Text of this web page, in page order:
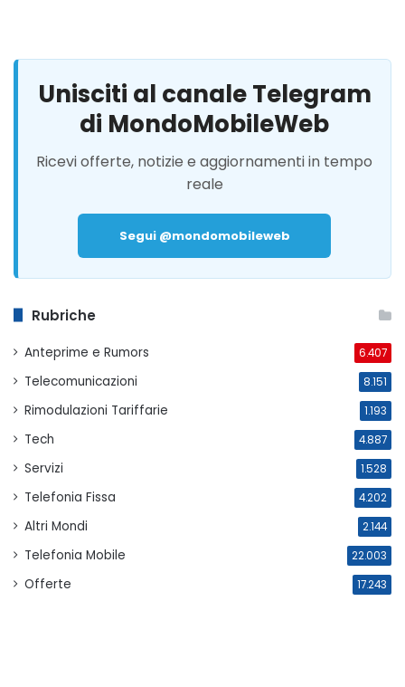
Unisciti al canale Telegram
di MondoMobileWeb
Ricevi offerte, notizie e aggiornamenti in tempo
reale
Segui @mondomobileweb
Rubriche
Anteprime e Rumors 6.407
Telecomunicazioni 8.151
Rimodulazioni Tariffarie 1.193
Tech 4.887
Servizi 1.528
Telefonia Fissa 4.202
Altri Mondi 2.144
Telefonia Mobile 22.003
Offerte 17.243